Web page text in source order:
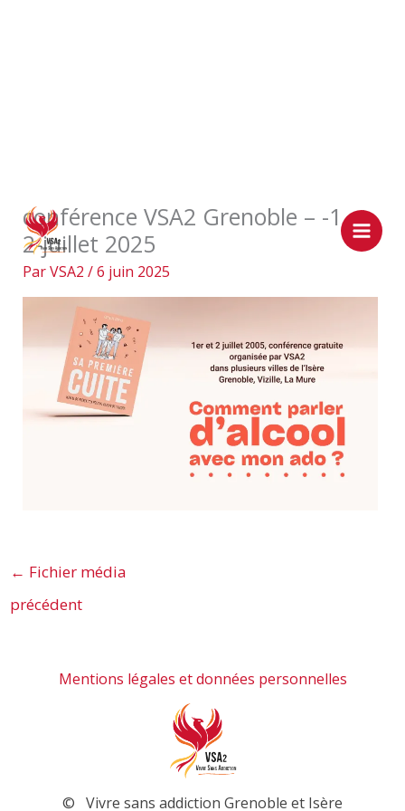
contenu
conférence VSA2 Grenoble – -1 et
2-juillet 2025
ParVSA2 /6 juin 2025
← Fichier média
précédent
Mentions légales et données personnelles
© Vivre sans addiction Grenoble et Isère